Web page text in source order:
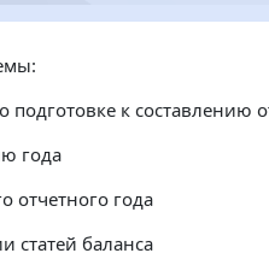
к составлению
года
отчетного года
статей баланса